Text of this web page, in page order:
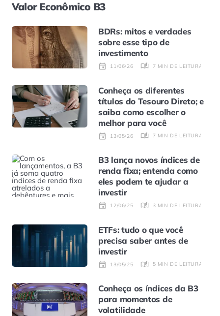
Valor Econômico B3
BDRs: mitos e verdades
sobre esse tipo de
investimento
11/06/26 7 MIN DE LEITURA
Conheça os diferentes
títulos do Tesouro Direto; e
saiba como escolher o
melhor para você
13/05/26 7 MIN DE LEITURA
B3 lança novos índices de
renda fixa; entenda como
eles podem te ajudar a
investir
12/06/25 3 MIN DE LEITURA
ETFs: tudo o que você
precisa saber antes de
investir
13/05/25 5 MIN DE LEITURA
Conheça os índices da B3
para momentos de
volatilidade